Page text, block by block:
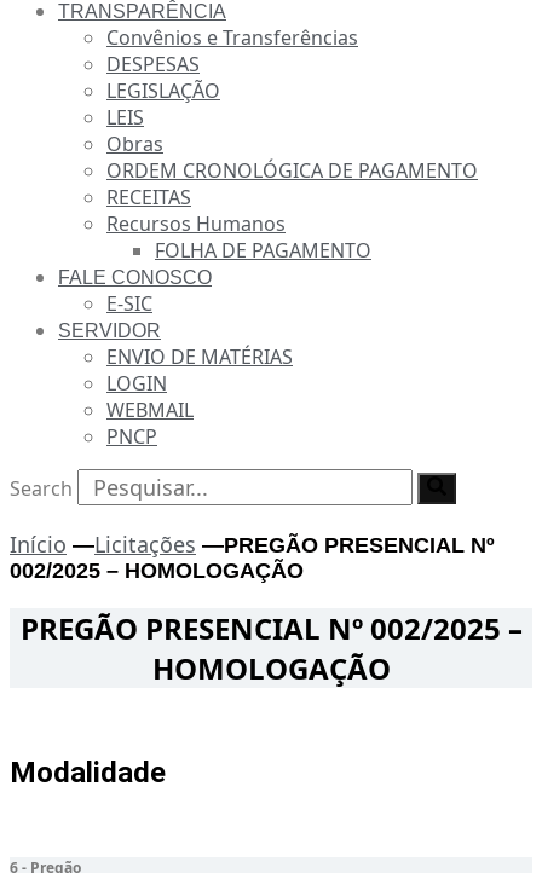
TRANSPARÊNCIA
Convênios e Transferências
DESPESAS
LEGISLAÇÃO
LEIS
Obras
ORDEM CRONOLÓGICA DE PAGAMENTO
RECEITAS
Recursos Humanos
FOLHA DE PAGAMENTO
FALE CONOSCO
E-SIC
SERVIDOR
ENVIO DE MATÉRIAS
LOGIN
WEBMAIL
PNCP
Search
Início —Licitações —PREGÃO PRESENCIAL Nº
002/2025 – HOMOLOGAÇÃO
PREGÃO PRESENCIAL Nº 002/2025 –
HOMOLOGAÇÃO
Modalidade
6 - Pregão